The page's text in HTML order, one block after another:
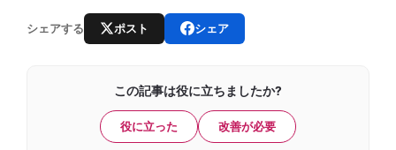
シェアする ポスト シェア
この記事は役に立ちましたか?
役に立った 改善が必要